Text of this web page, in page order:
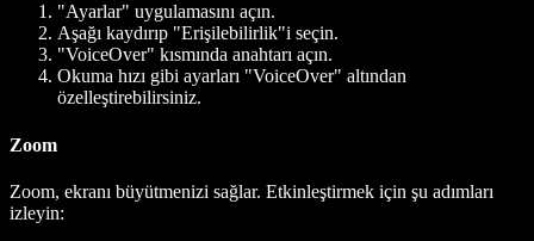
"Ayarlar" uygulamasını açın.
Aşağı kaydırıp "Erişilebilirlik"i seçin.
"VoiceOver" kısmında anahtarı açın.
Okuma hızı gibi ayarları "VoiceOver" altından
özelleştirebilirsiniz.
Zoom
Zoom, ekranı büyütmenizi sağlar. Etkinleştirmek için şu adımları
izleyin: